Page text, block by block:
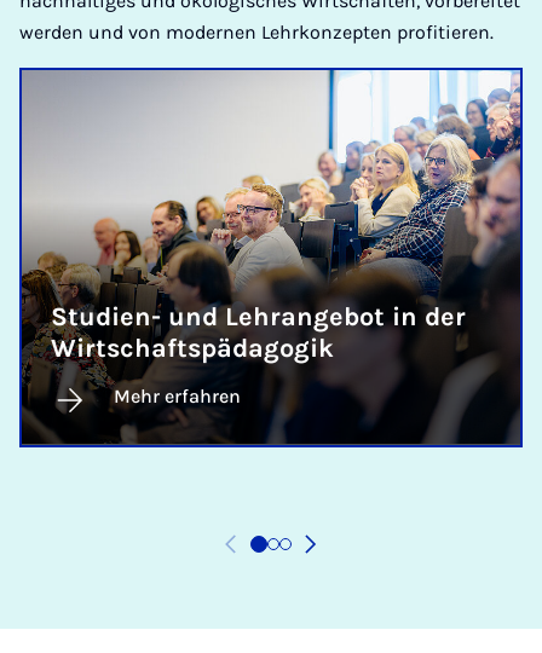
werden und von modernen Lehrkonzepten profitieren.
Studien- und Lehrangebot in der
Wirtschaftspädagogik
Mehr erfahren